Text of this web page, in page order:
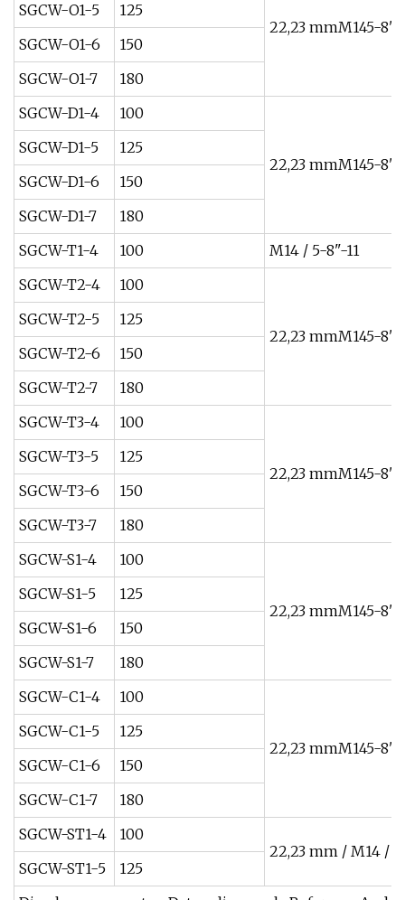
22,23 mmM145-8"-
SGCW-O1-5
125
SGCW-O1-6
150
SGCW-O1-7
180
SGCW-D1-4
100
22,23 mmM145-8"-
SGCW-D1-5
125
SGCW-D1-6
150
SGCW-D1-7
180
SGCW-T1-4
100
M14 / 5-8"-11
SGCW-T2-4
100
22,23 mmM145-8"-
SGCW-T2-5
125
SGCW-T2-6
150
SGCW-T2-7
180
SGCW-T3-4
100
22,23 mmM145-8"-
SGCW-T3-5
125
SGCW-T3-6
150
SGCW-T3-7
180
SGCW-S1-4
100
22,23 mmM145-8"-
SGCW-S1-5
125
SGCW-S1-6
150
SGCW-S1-7
180
SGCW-C1-4
100
22,23 mmM145-8"-
SGCW-C1-5
125
SGCW-C1-6
150
SGCW-C1-7
180
SGCW-ST1-4
100
22,23 mm / M14 /
SGCW-ST1-5
125